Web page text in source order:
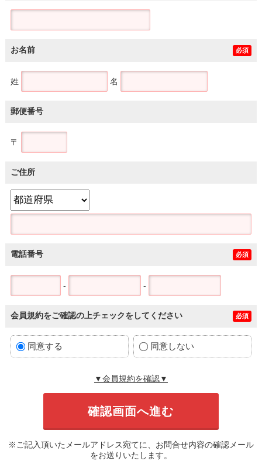
お名前 必須
姓 名
郵便番号
〒
ご住所
電話番号 必須
- -
会員規約をご確認の上チェックをしてください 必須
同意する 同意しない
▼会員規約を確認▼
※ご記入頂いたメールアドレス宛てに、お問合せ内容の確認メール
をお送りいたします。